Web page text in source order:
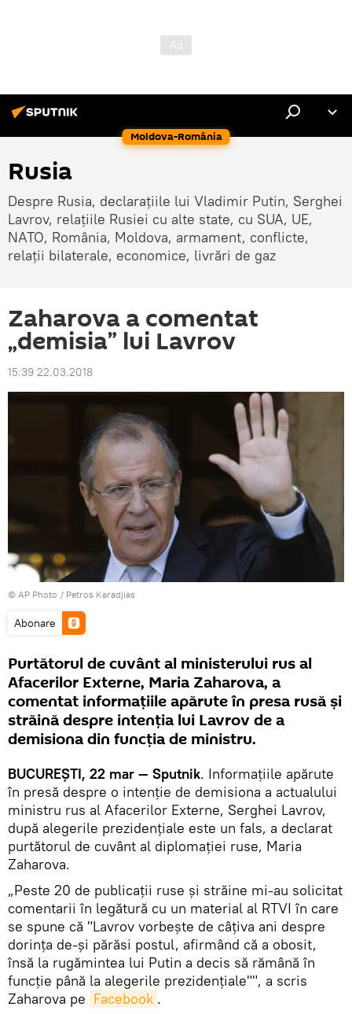
Moldova-România
Rusia
Despre Rusia, declarațiile lui Vladimir Putin, Serghei
Lavrov, relațiile Rusiei cu alte state, cu SUA, UE,
NATO, România, Moldova, armament, conflicte,
relații bilaterale, economice, livrări de gaz
Zaharova a comentat
„demisia” lui Lavrov
15:39 22.03.2018
© AP Photo / Petros Karadjias
Abonare
Purtătorul de cuvânt al ministerului rus al
Afacerilor Externe, Maria Zaharova, a
comentat informațiile apărute în presa rusă și
străină despre intenția lui Lavrov de a
demisiona din funcția de ministru.
BUCUREȘTI, 22 mar — Sputnik. Informațiile apărute
în presă despre o intenție de demisiona a actualului
ministru rus al Afacerilor Externe, Serghei Lavrov,
după alegerile prezidențiale este un fals, a declarat
purtătorul de cuvânt al diplomației ruse, Maria
Zaharova.
„Peste 20 de publicații ruse și străine mi-au solicitat
comentarii în legătură cu un material al RTVI în care
se spune că "Lavrov vorbește de câțiva ani despre
dorința de-și părăsi postul, afirmând că a obosit,
însă la rugămintea lui Putin a decis să rămână în
funcție până la alegerile prezidențiale"", a scris
Zaharova pe Facebook .